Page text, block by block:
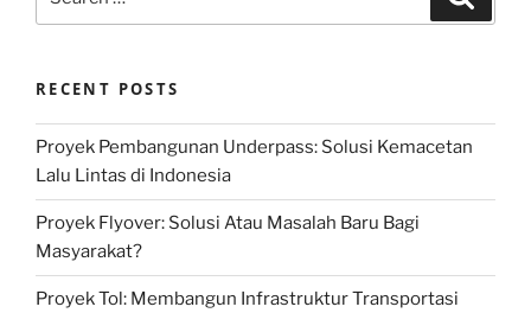
for:
RECENT POSTS
Proyek Pembangunan Underpass: Solusi Kemacetan
Lalu Lintas di Indonesia
Proyek Flyover: Solusi Atau Masalah Baru Bagi
Masyarakat?
Proyek Tol: Membangun Infrastruktur Transportasi